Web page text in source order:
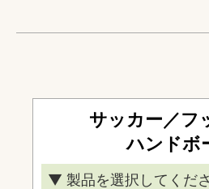
サッカー／フ
ハンドボ
▼ 製品を選択してくださ